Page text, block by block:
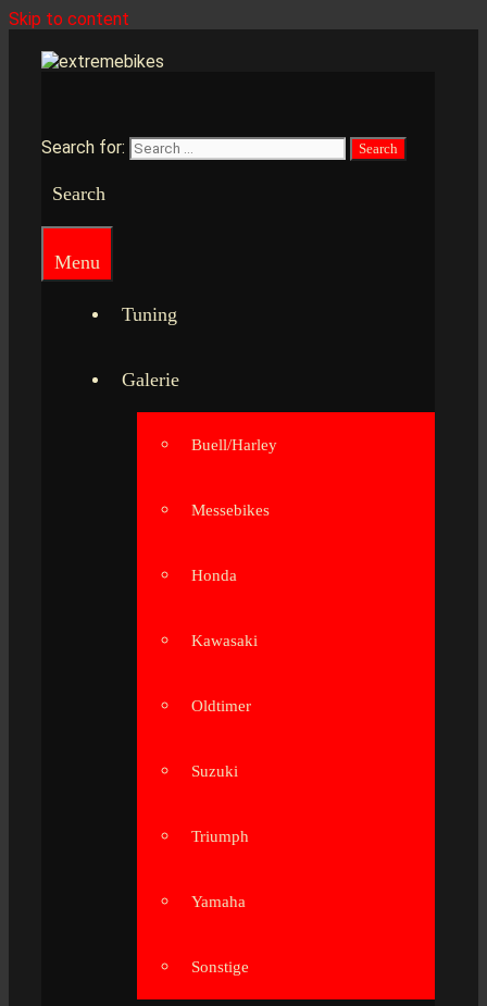
Skip to content
Search for:
Search
Menu
Tuning
Galerie
Buell/Harley
Messebikes
Honda
Kawasaki
Oldtimer
Suzuki
Triumph
Yamaha
Sonstige